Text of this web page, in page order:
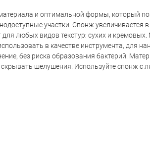
и оптимальной формы, который
участки. Спонж увеличивается
любых видов текстур: сухих и
в качестве инструмента, для
без риска образования бактерий.
шелушения. Используйте спонж с